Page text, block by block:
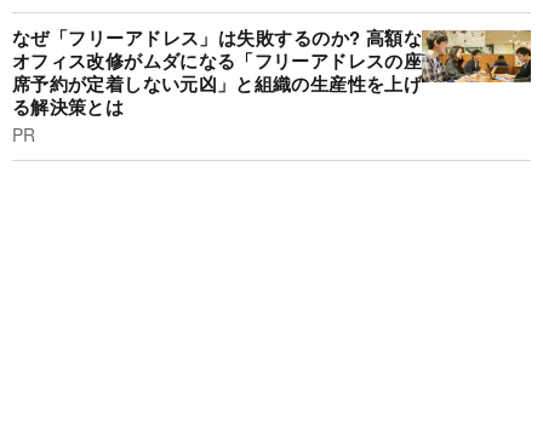
なぜ「フリーアドレス」は失敗するのか? 高額な
オフィス改修がムダになる「フリーアドレスの座
席予約が定着しない元凶」と組織の生産性を上げ
る解決策とは
PR